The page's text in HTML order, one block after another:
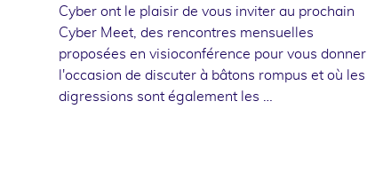
Cyber ont le plaisir de vous inviter au prochain
Cyber Meet, des rencontres mensuelles
proposées en visioconférence pour vous donner
l'occasion de discuter à bâtons rompus et où les
digressions sont également les …